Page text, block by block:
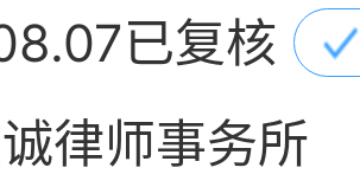
已复核
律师事务所